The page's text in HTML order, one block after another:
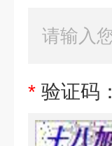
* 验证码：